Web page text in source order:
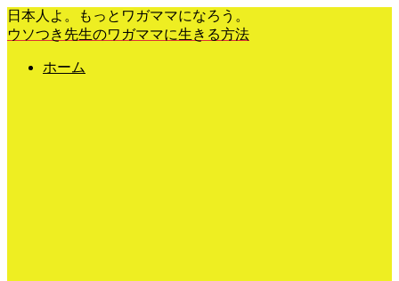
日本人よ。もっとワガママになろう。
ウソつき先生のワガママに生きる方法
ホーム